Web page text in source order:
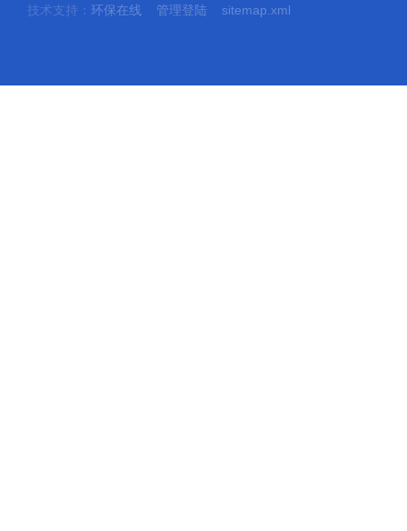
技术支持： 环保在线 管理登陆 sitemap.xml